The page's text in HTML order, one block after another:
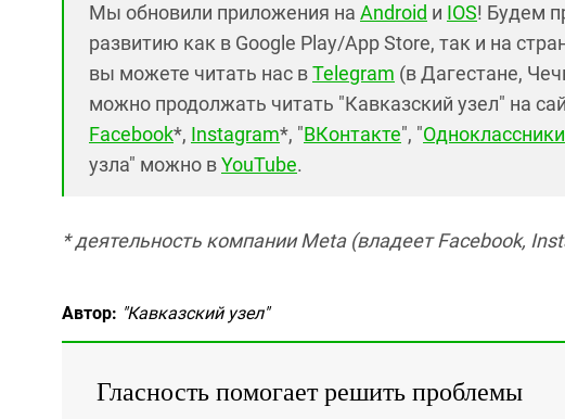
Мы обновили приложения на Android и IOS! Будем
развитию как в Google Play/App Store, так и на
вы можете читать нас вTelegram (в Дагестане,
можно продолжать читать "Кавказский узел" на
Facebook*, Instagram*, "ВКонтакте", "Одноклассники
узла" можно вYouTube.
* деятельность компании Meta (владеет Facebook,
Автор: "Кавказский узел"
Гласность помогает решить проблемы